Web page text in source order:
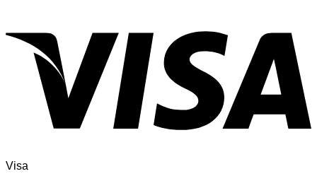
Visa